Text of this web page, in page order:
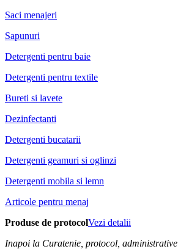
Saci menajeri
Sapunuri
Detergenti pentru baie
Detergenti pentru textile
Bureti si lavete
Dezinfectanti
Detergenti bucatarii
Detergenti geamuri si oglinzi
Detergenti mobila si lemn
Articole pentru menaj
Produse de protocolVezi detalii
Inapoi la Curatenie, protocol, administrative